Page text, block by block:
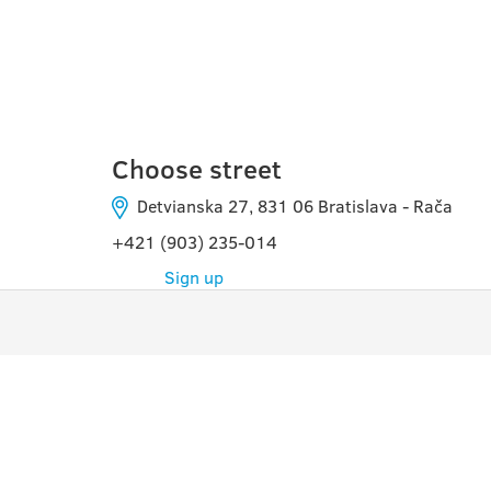
Choose street
Detvianska 27, 831 06 Bratislava - Rača
+421 (903) 235-014
Sign up